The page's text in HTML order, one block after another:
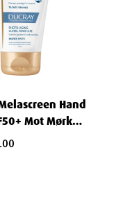
5.4cm
Hand
Mot Mørke
ml